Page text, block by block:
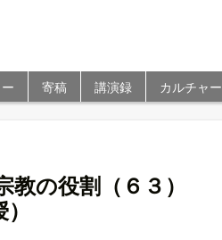
寄稿 講演録 カルチャー
教の役割（６３）